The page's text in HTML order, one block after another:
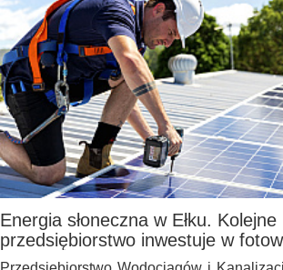
Energia słoneczna w Ełku. Kolejne
przedsiębiorstwo inwestuje w